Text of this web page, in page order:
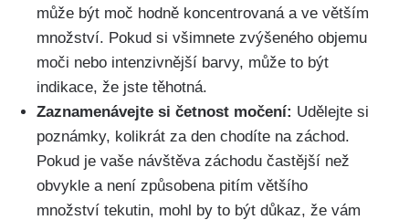
může ​být ⁤moč hodně koncentrovaná ‌a ⁣ve větším
množství. Pokud si všimnete⁣ zvýšeného objemu
moči nebo ‍intenzivnější barvy, může to být
indikace, že jste těhotná.
Zaznamenávejte si⁣ četnost ‍močení: Udělejte si
poznámky, kolikrát za den chodíte na záchod.
Pokud je vaše⁤ návštěva záchodu častější než
obvykle a není způsobena pitím většího
množství tekutin, mohl by to být důkaz, že vám